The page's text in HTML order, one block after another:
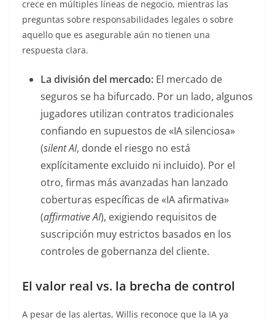
crece en múltiples líneas de negocio, mientras las
preguntas sobre responsabilidades legales o sobre
aquello que es asegurable aún no tienen una
respuesta clara.
La división del mercado: El mercado de
seguros se ha bifurcado. Por un lado, algunos
jugadores utilizan contratos tradicionales
confiando en supuestos de «IA silenciosa»
(silent AI, donde el riesgo no está
explícitamente excluido ni incluido). Por el
otro, firmas más avanzadas han lanzado
coberturas específicas de «IA afirmativa»
(affirmative AI), exigiendo requisitos de
suscripción muy estrictos basados en los
controles de gobernanza del cliente.
El valor real vs. la brecha de control
A pesar de las alertas, Willis reconoce que la IA ya